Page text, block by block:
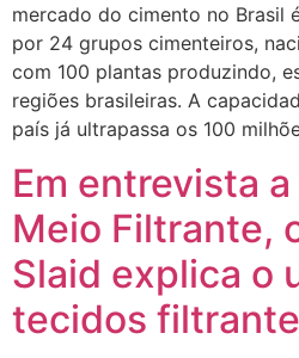
mercado do cimento no Brasil
por 24 grupos cimenteiros,
com 100 plantas produzindo,
regiões brasileiras. A
país já ultrapassa os 100
Em entrevista
Meio Filtrante,
Slaid explica o
tecidos